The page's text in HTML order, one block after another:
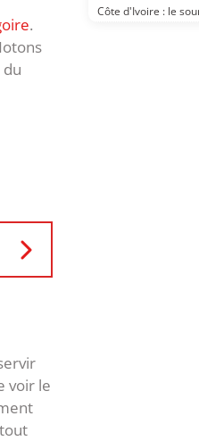
.
voir le
Côte d'Ivoire : le